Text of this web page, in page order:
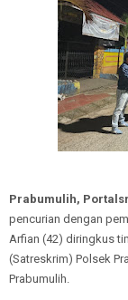
Prabumulih,
pencurian dengan
Arfian (42) diringkus
(Satreskrim) Polsek
Prabumulih.